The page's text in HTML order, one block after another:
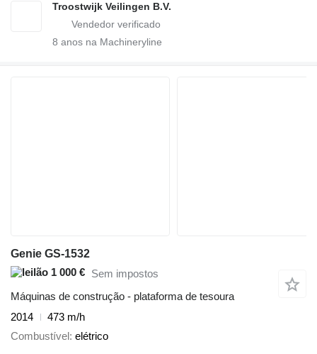
Troostwijk Veilingen B.V.
8 anos na Machineryline
Genie GS-1532
1 000 € Sem impostos
Máquinas de construção - plataforma de tesoura
2014
473 m/h
Combustível elétrico